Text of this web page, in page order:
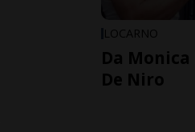
LOCARNO
Da
De Niro